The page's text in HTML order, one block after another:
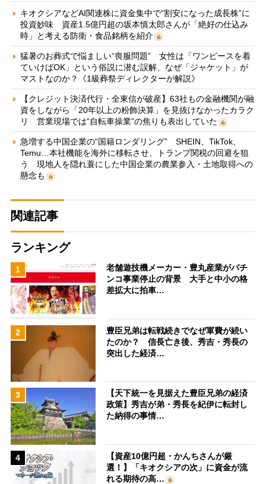
キオクシアなどAI関連株に資金集中で“割安になった成長株”に
投資妙味 資産1.5億円超の坂本慎太郎さんが「絶好の仕込み
時」と考える防衛・食品銘柄を紹介
猛暑のお葬式で悩ましい“喪服問題” 女性は「ワンピースを着
ていけばOK」という俗説に潜む誤解、なぜ「ジャケット」が
マストなのか？《1級葬祭ディレクターが解説》
【クレジット決済代行・全東信が破産】63社もの金融機関が融
資をしながら「20年以上の粉飾決算」を見抜けなかったカラク
リ 営業現場では“自転車操業”の焦りも表出していた
急増する中国企業の“国籍ロンダリング” SHEIN、TikTok、
Temu…本社機能を海外に移転させ、トランプ関税の回避を狙
う 現地人を隠れ蓑にした中国企業の農業参入・土地取得への
懸念も
関連記事
ランキング
1
老舗遊技機メーカー・豊丸産業がパチ
ンコ事業停止の背景 大手と中小の格
差拡大に拍車…
2
豊臣兄弟は転戦続きでなぜ軍費が続い
たのか？ 信長亡き後、秀吉・秀長の
突出した経済…
3
【天下統一を見据えた豊臣兄弟の経済
政策】秀吉が弟・秀長を紀伊に転封し
た納得の事情…
4
【資産10億円超・かんちさんが厳
選！】「キオクシアの次」に資金が流
れる期待の高…